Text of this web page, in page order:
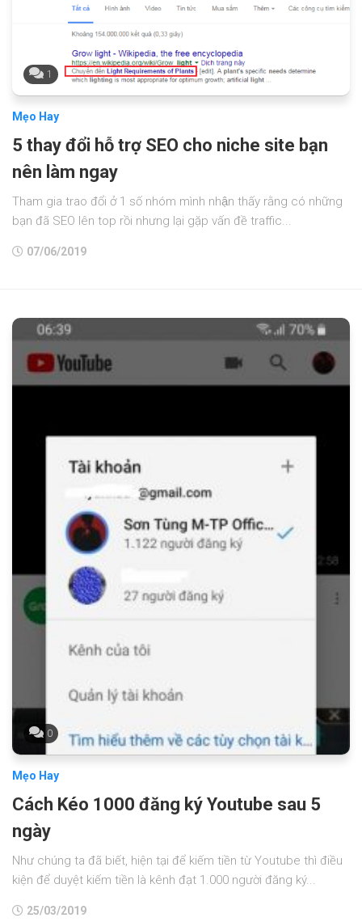
1
Mẹo Hay
5 thay đổi hỗ trợ SEO cho niche site bạn
nên làm ngay
Tham gia trao đổi ở 1 số nhóm mình nhận thấy rằng có những
bạn đã SEO lên top rồi nhưng lại gặp vấn đề traffic...
07/06/2019
0
Mẹo Hay
Cách Kéo 1000 đăng ký Youtube sau 5
ngày
Như chúng ta đã biết, hiện tại để kiếm tiền từ Youtube thì điều
kiện để duyệt kiếm tiền là kênh đạt 1.000 người đăng ký...
25/03/2019